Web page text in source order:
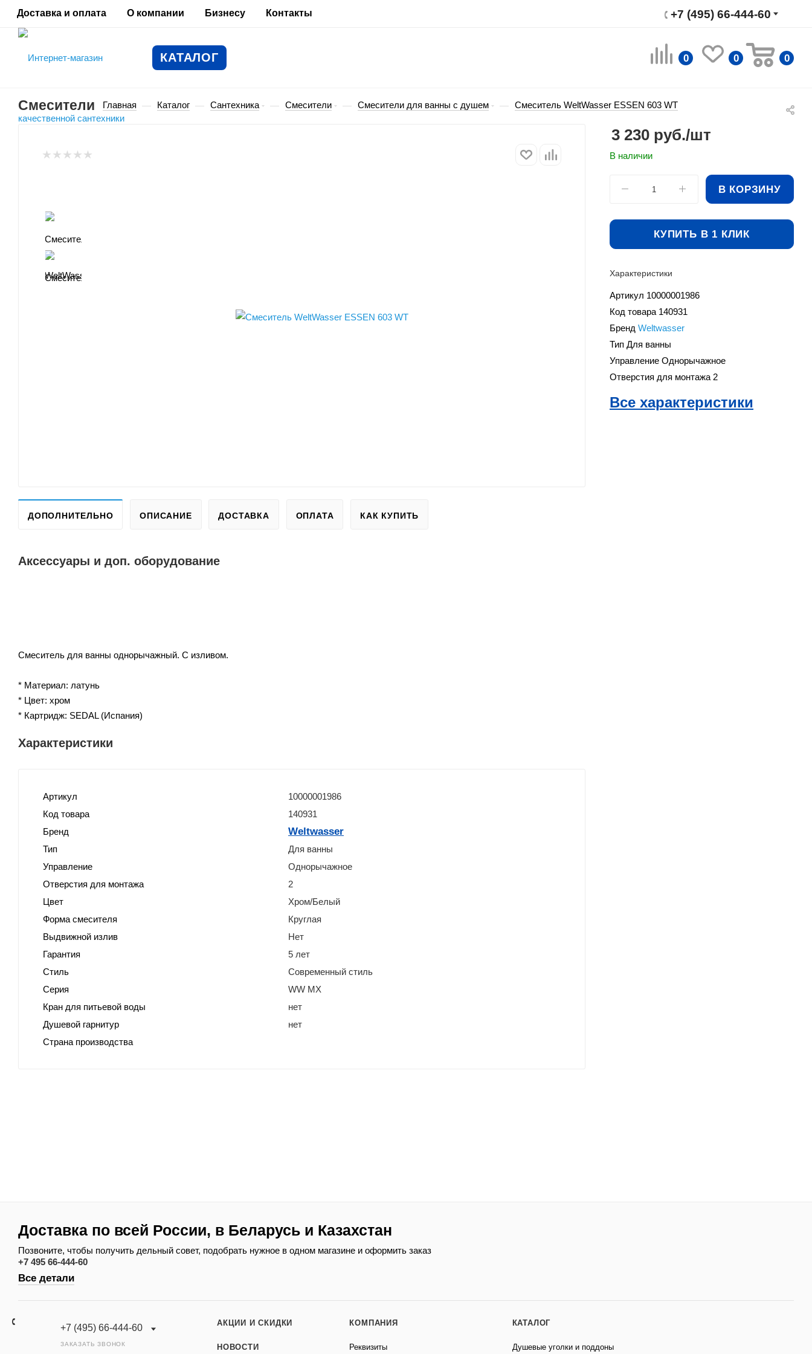
+7 (495) 66-444-60
Доставка и оплата О компании Бизнесу Контакты
КАТАЛОГ 0 0 0
Смесители Главная — Каталог — Сантехника — Смесители — Смесители для ванны с душем — Смеситель WeltWasser ESSEN 603 WT
ДОПОЛНИТЕЛЬНО ОПИСАНИЕ ДОСТАВКА ОПЛАТА КАК КУПИТЬ
Аксессуары и доп. оборудование
Смеситель для ванны однорычажный. С изливом.
* Материал: латунь
* Цвет: хром
* Картридж: SEDAL (Испания)
Характеристики
Артикул
10000001986
Код товара
140931
Бренд
Weltwasser
Тип
Для ванны
Управление
Однорычажное
Отверстия для монтажа
2
Цвет
Хром/Белый
Форма смесителя
Круглая
Выдвижной излив
Нет
Гарантия
5 лет
Стиль
Современный стиль
Серия
WW MX
Кран для питьевой воды
нет
Душевой гарнитур
нет
Страна производства
3 230 руб./шт
В наличии
В КОРЗИНУ
КУПИТЬ В 1 КЛИК
Характеристики
Артикул 10000001986
Код товара 140931
Бренд Weltwasser
Тип Для ванны
Управление Однорычажное
Отверстия для монтажа 2
Все характеристики
Доставка по всей России, в Беларусь и Казахстан
Позвоните, чтобы получить дельный совет, подобрать нужное в одном магазине и оформить заказ
+7 495 66-444-60
Все детали
+7 (495) 66-444-60
ЗАКАЗАТЬ ЗВОНОК
АКЦИИ И СКИДКИ
НОВОСТИ
КОМПАНИЯ
Реквизиты
КАТАЛОГ
Душевые уголки и поддоны